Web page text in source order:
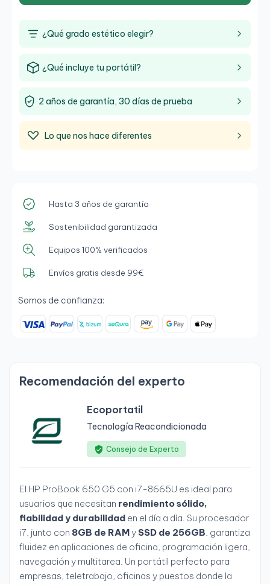
siempre fiabilidad y seguridad.
¿Qué grado estético elegir?
¿Qué incluye tu portátil?
2 años de garantía, 30 días de prueba
Lo que nos hace diferentes
Hasta 3 años de garantía
Sostenibilidad garantizada
Equipos 100% verificados
Envíos gratis desde 99€
Somos de confianza:
Recomendación del experto
Ecoportatil
Tecnología Reacondicionada
Consejo de Experto
El HP ProBook 650 G5 con i7-8665U es ideal para
usuarios que necesitan rendimiento sólido,
fiabilidad y durabilidad en el día a día. Su procesador
i7, junto con 8GB de RAMy SSD de 256GB, garantiza
fluidez en aplicaciones de oficina, programación ligera,
navegación y multitarea. Un portátil perfecto para
empresas, teletrabajo, oficinas y puestos donde la